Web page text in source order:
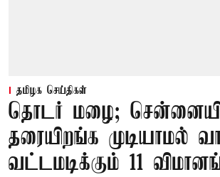
தமிழக செய்திகள்
தொடர் மழை;
தரையிறங்க முடியாமல்
வட்டமடிக்கும் 11